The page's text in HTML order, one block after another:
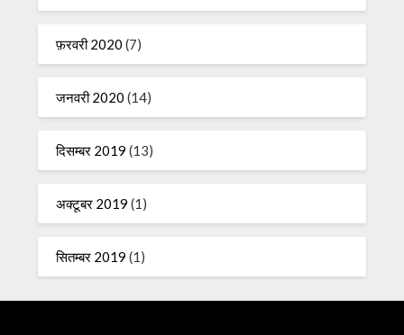
फ़रवरी 2020 (7)
जनवरी 2020 (14)
दिसम्बर 2019 (13)
अक्टूबर 2019 (1)
सितम्बर 2019 (1)